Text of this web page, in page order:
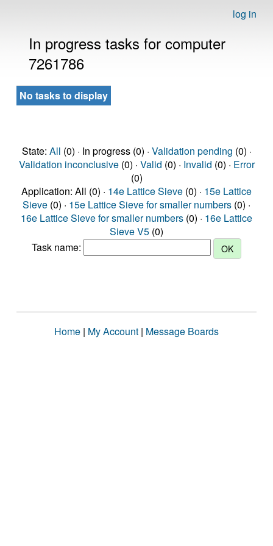
log in
In progress tasks for computer
7261786
No tasks to display
State: All (0) · In progress (0) · Validation pending (0) ·
Validation inconclusive(0) · Valid (0) · Invalid (0) · Error
(0)
Application: All (0) · 14e Lattice Sieve (0) · 15e Lattice
Sieve (0) · 15e Lattice Sieve for smaller numbers (0) ·
16e Lattice Sieve for smaller numbers (0) · 16e Lattice
Sieve V5 (0)
Task name:
Home | My Account | Message Boards